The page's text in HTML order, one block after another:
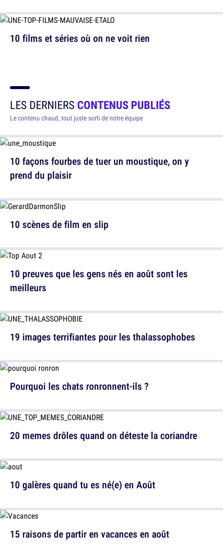
10 films et séries où on ne voit rien
LES DERNIERS CONTENUS PUBLIÉS
Le contenu chaud, tout juste sorti de notre équipe
10 façons fourbes de tuer un moustique, on y
prend du plaisir
10 preuves que les gens nés en août sont les
meilleurs
Pourquoi les chats ronronnent-ils ?
10 galères quand tu es né(e) en Août
10 scènes de film en slip
19 images terrifiantes pour les thalassophobes
20 memes drôles quand on déteste la coriandre
15 raisons de partir en vacances en août